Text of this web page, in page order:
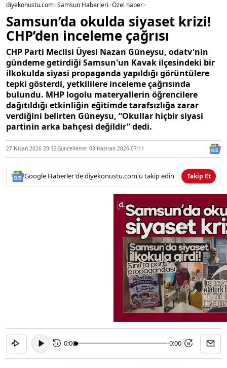
diyekonustu.com>Samsun Haberleri>Özel haber>
Samsun’da okulda siyaset krizi!
CHP’den inceleme çağrısı
CHP Parti Meclisi Üyesi Nazan Güneysu, odatv'nin
gündeme getirdiği Samsun'un Kavak ilçesindeki bir
ilkokulda siyasi propaganda yapıldığı görüntülere
tepki gösterdi, yetkililere inceleme çağrısında
bulundu. MHP logolu materyallerin öğrencilere
dağıtıldığı etkinliğin eğitimde tarafsızlığa zarar
verdiğini belirten Güneysu, “Okullar hiçbir siyasi
partinin arka bahçesi değildir” dedi.
27 Nisan 2026 20:32Güncelleme: 03 Haziran 2026 07:11
Google Haberler'de diyekonustu.com'u takip edin Takip Et
15 0:00 -0:00 15